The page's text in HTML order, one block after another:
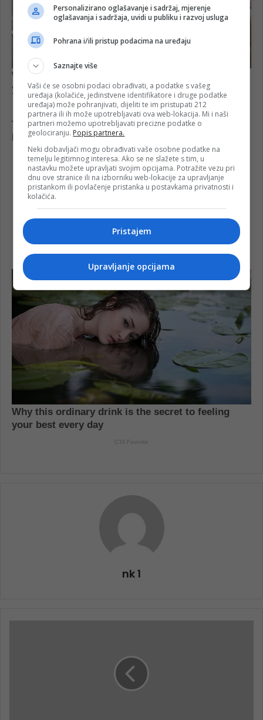
nk 1
Personalizirano oglašavanje i sadržaj, mjerenje
oglašavanja i sadržaja, uvidi u publiku i razvoj usluga
Pohrana i/ili pristup podacima na uređaju
Saznajte više
Vaši će se osobni podaci obrađivati, a podatke s vašeg
uređaja (kolačiće, jedinstvene identifikatore i druge podatke
uređaja) može pohranjivati, dijeliti te im pristupati 212
partnera ili ih može upotrebljavati ova web-lokacija. Mi i naši
partneri možemo upotrebljavati precizne podatke o
geolociranju. Popis partnera.
Neki dobavljači mogu obrađivati vaše osobne podatke na
temelju legitimnog interesa. Ako se ne slažete s tim, u
nastavku možete upravljati svojim opcijama. Potražite vezu pri
dnu ove stranice ili na izborniku web-lokacije za upravljanje
pristankom ili povlačenje pristanka u postavkama privatnosti i
kolačića.
Pristajem
Upravljanje opcijama